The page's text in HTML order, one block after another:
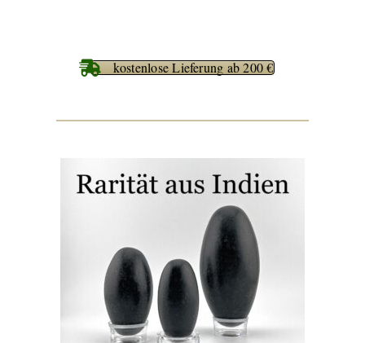
kostenlose Lieferung ab 200 €